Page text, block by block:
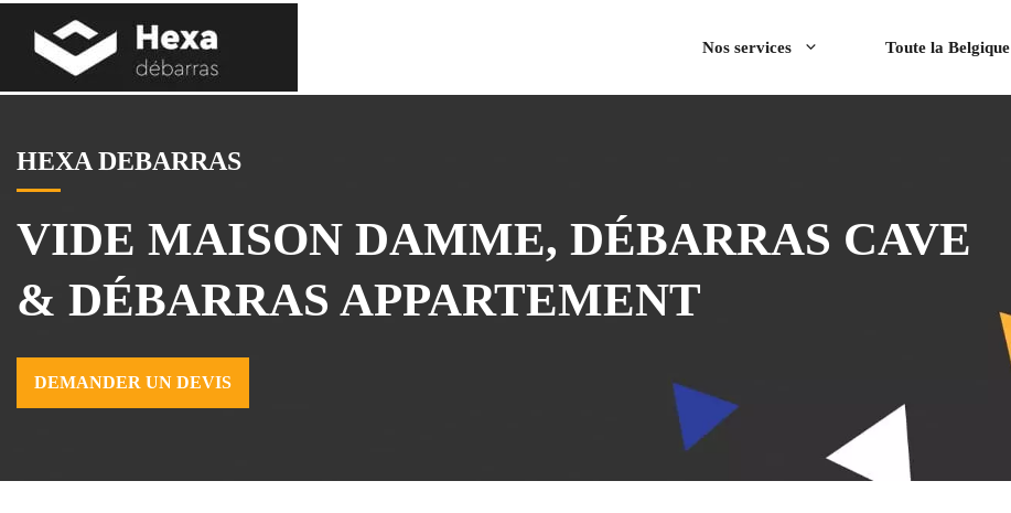
contenu
Nos services Toute la Belgique
HEXA DEBARRAS
VIDE MAISON DAMME, DÉBARRAS CAVE
& DÉBARRAS APPARTEMENT
DEMANDER UN DEVIS